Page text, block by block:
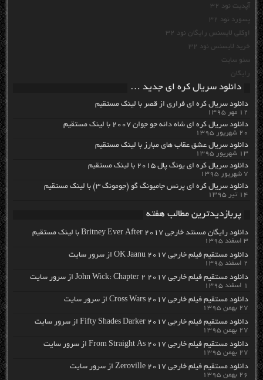
آپدیت نود 32
پسورد نود 32
اوکلی لایسنس رایگان نود 32
خرید لایسنس نود 32
سئو سایت
رایگان
دانلود سریال کره ای جدید …
دانلود سریال کره ای فراری از قصر با لینک مستقیم
۱۲ مهر ۱۳۹۵
دانلود سریال کره ای شاه دائه جو جوان ۲۰۰۷ با لینک مستقیم
۲۰ شهریور ۱۳۹۵
دانلود سریال عشق عقاب های مبارز با لینک مستقیم
۱۳ شهریور ۱۳۹۵
دانلود سریال کره ای یونگ پال ۲۰۱۵ با لینک مستقیم
۷ شهریور ۱۳۹۵
دانلود سریال کره ای پرنس جامیونگ گو (جومونگ ۳) با لینک مستقیم
۱۴ تیر ۱۳۹۵
پربازدیدترین مطالب هفته
دانلود رایگان مسنتد خارجی Britney Ever After 2017 با لینک مستقیم
۳ اسفند ۱۳۹۵
دانلود مستقیم فیلم خارجی OK Jaanu 2017 از سرور سایت
۲ اسفند ۱۳۹۵
دانلود مستقیم فیلم خارجی John Wick: Chapter 2 2017 از سرور سایت
۱ اسفند ۱۳۹۵
دانلود مستقیم فیلم خارجی Cross Wars 2017 از سرور سایت
۲۷ بهمن ۱۳۹۵
دانلود مستقیم فیلم خارجی Fifty Shades Darker 2017 از سرور سایت
۲۷ بهمن ۱۳۹۵
دانلود مستقیم فیلم خارجی From Straight As 2017 از سرور سایت
۲۷ بهمن ۱۳۹۵
دانلود مستقیم فیلم خارجی Zeroville 2017 از سرور سایت
۲۶ بهمن ۱۳۹۵